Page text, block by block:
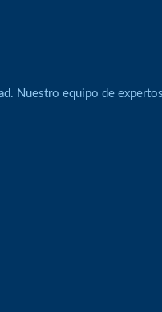
Nuestro equipo de